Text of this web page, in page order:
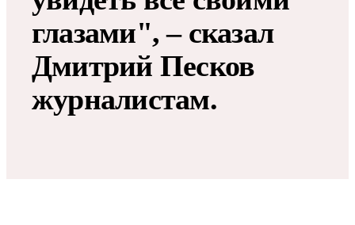
глазами", – сказал
Дмитрий Песков
журналистам.